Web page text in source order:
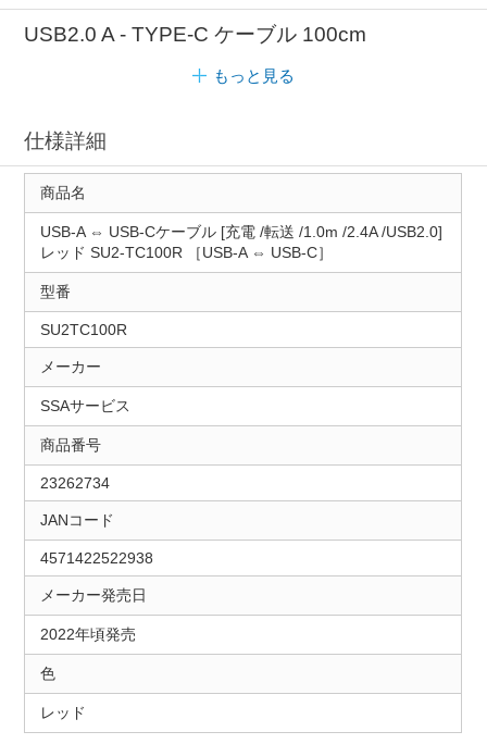
USB2.0 A - TYPE-C ケーブル 100cm
もっと見る
仕様詳細
商品名
USB-A ⇔ USB-Cケーブル [充電 /転送 /1.0m /2.4A /USB2.0]
レッド SU2-TC100R ［USB-A ⇔ USB-C］
型番
SU2TC100R
メーカー
SSAサービス
商品番号
23262734
JANコード
4571422522938
メーカー発売日
2022年頃発売
色
レッド